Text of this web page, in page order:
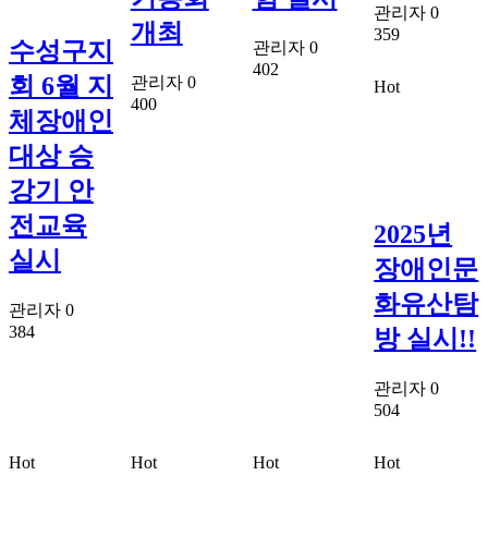
수성구지
회 6월 지
체장애인
대상 승
강기 안
전교육
실시
관리자 0
384
개최
관리자 0
400
관리자 0
402
관리자 0
359
Hot
2025년
장애인문
화유산탐
방 실시!!
관리자 0
504
Hot Hot Hot Hot